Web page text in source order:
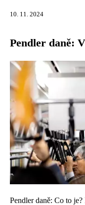
10. 11. 2024
Pendler daně:
Pendler daně: Co to